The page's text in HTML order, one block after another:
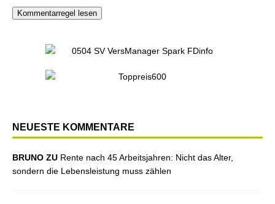
Kommentarregel lesen
NEUESTE KOMMENTARE
BRUNO ZU Rente nach 45 Arbeitsjahren: Nicht das Alter,
sondern die Lebensleistung muss zählen